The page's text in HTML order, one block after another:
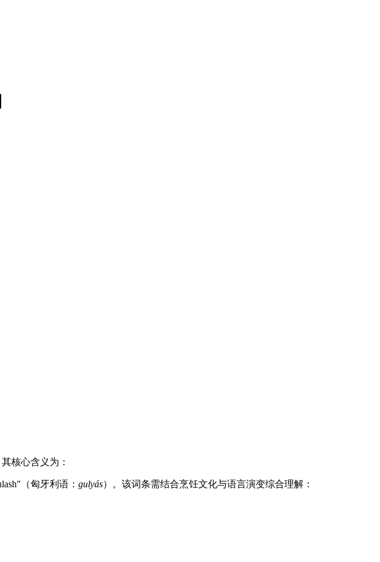
核心含义为：
（匈牙利语： gulyás）。该词条需结合烹饪文化与语言演变综合理解：